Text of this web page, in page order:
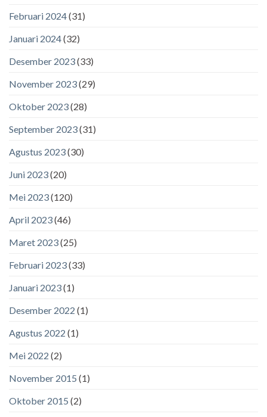
Februari 2024(31)
Januari 2024(32)
Desember 2023(33)
November 2023(29)
Oktober 2023(28)
September 2023(31)
Agustus 2023(30)
Juni 2023(20)
Mei 2023(120)
April 2023(46)
Maret 2023(25)
Februari 2023(33)
Januari 2023(1)
Desember 2022 (1)
Agustus 2022 (1)
Mei 2022 (2)
November 2015 (1)
Oktober 2015 (2)